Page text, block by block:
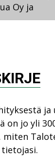
Oy ja
Salovaara,
Malmi,
Turunen,
ja
on jo yli
miten